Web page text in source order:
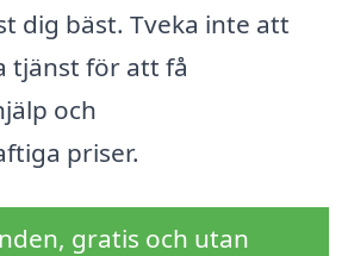
dig bäst. Tveka inte att
tjänst för att få
och
priser.
gratis och utan